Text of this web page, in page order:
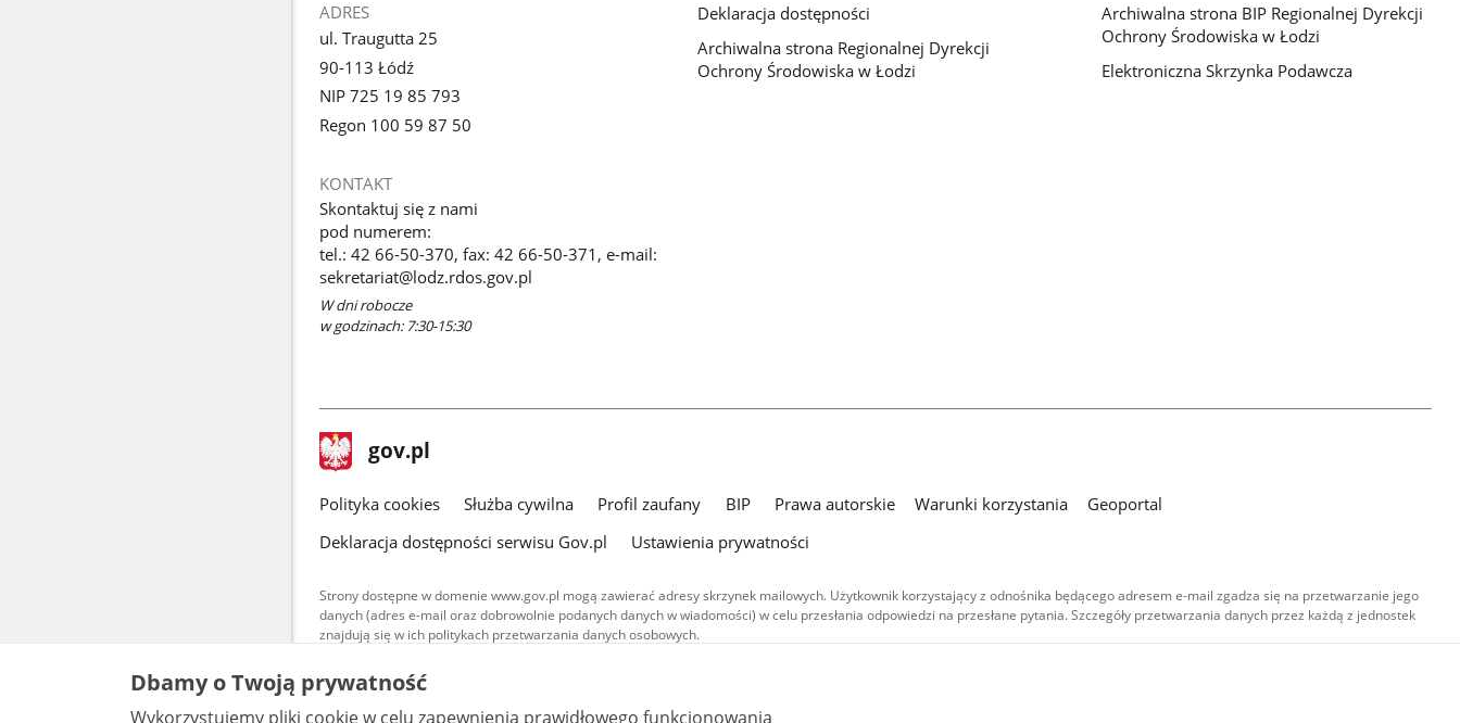
ADRES
ul. Traugutta 25
90-113 Łódź
NIP 725 19 85 793
Regon 100 59 87 50
KONTAKT
Skontaktuj się z nami
pod numerem:
tel.: 42 66-50-370, fax: 42 66-50-371, e-mail:
sekretariat@lodz.rdos.gov.pl
W dni robocze
w godzinach: 7:30-15:30
Deklaracja dostępności
Archiwalna strona Regionalnej Dyrekcji
Ochrony Środowiska w Łodzi
Archiwalna strona BIP Regionalnej Dyrekcji
Ochrony Środowiska w Łodzi
Elektroniczna Skrzynka Podawcza
stopka
gov.pl Strona
gov.pl
gov.pl
Polityka cookies Służba cywilna Profil zaufany BIP Prawa autorskie Warunki korzystania
Geoportal
Deklaracja dostępności serwisu Gov.pl
Ustawienia prywatności
Strony dostępne w domenie www.gov.pl mogą zawierać adresy skrzynek mailowych. Użytkownik korzystający z odnośnika będącego adresem e-mail zgadza się na przetwarzanie jego
danych (adres e-mail oraz dobrowolnie podanych danych w wiadomości) w celu przesłania odpowiedzi na przesłane pytania. Szczegóły przetwarzania danych przez każdą z jednostek
znajdują się w ich politykach przetwarzania danych osobowych.
Treści tekstowe publikowane w serwisie (z wyłączeniem treści audiowizualnych), są
udostępniane na licencji typu Creative Commons: uznanie autorstwa - na tych samych
warunkach 4.0 (CC BY-SA 4.0). Materiały audiowizualne, w tym zdjęcia, materiały audio i wideo,
Dbamy o Twoją prywatność
Wykorzystujemy pliki cookie w celu zapewnienia prawidłowego funkcjonowania